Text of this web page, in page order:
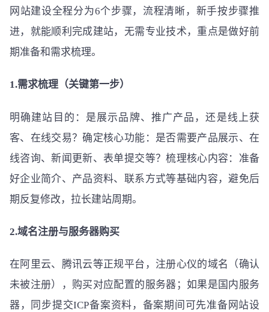
网站建设全程分为6个步骤，流程清晰，新手按步骤推
进，就能顺利完成建站，无需专业技术，重点是做好前
期准备和需求梳理。
1.需求梳理（关键第一步）
明确建站目的：是展示品牌、推广产品，还是线上获
客、在线交易？确定核心功能：是否需要产品展示、在
线咨询、新闻更新、表单提交等？梳理核心内容：准备
好企业简介、产品资料、联系方式等基础内容，避免后
期反复修改，拉长建站周期。
2.域名注册与服务器购买
在阿里云、腾讯云等正规平台，注册心仪的域名（确认
未被注册），购买对应配置的服务器；如果是国内服务
器，同步提交ICP备案资料，备案期间可先准备网站设